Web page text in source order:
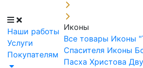
Наши работы
Услуги
Покупателям
Иконы
Все товары Иконы
Спасителя Иконы
Пасха Христова